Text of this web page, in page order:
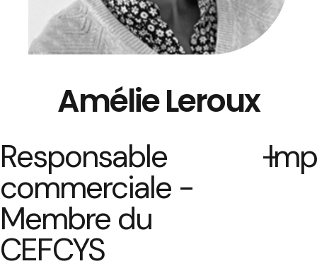
Amélie Leroux
Responsable
commerciale -
Membre du
CEFCYS
-